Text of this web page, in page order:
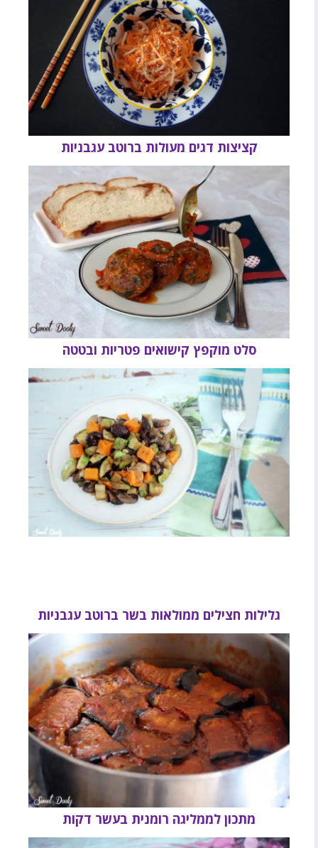
קציצות דגים מעולות ברוטב עגבניות
סלט מוקפץ קישואים פטריות ובטטה
גלילות חצילים ממולאות בשר ברוטב עגבניות
מתכון לממליגה רומנית בעשר דקות